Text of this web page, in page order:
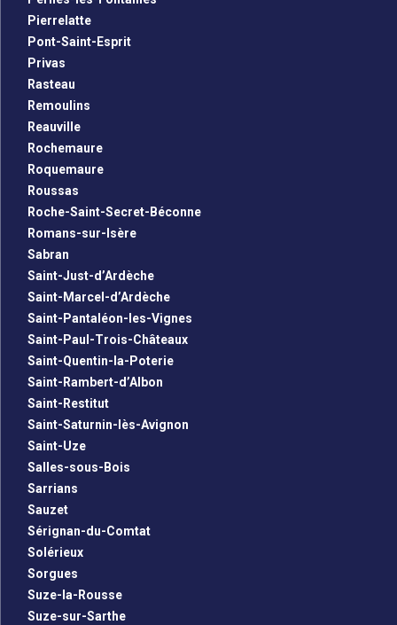
Pierrelatte
Pont-Saint-Esprit
Privas
Rasteau
Remoulins
Reauville
Rochemaure
Roquemaure
Roussas
Roche-Saint-Secret-Béconne
Romans-sur-Isère
Sabran
Saint-Just-d’Ardèche
Saint-Marcel-d’Ardèche
Saint-Pantaléon-les-Vignes
Saint-Paul-Trois-Châteaux
Saint-Quentin-la-Poterie
Saint-Rambert-d’Albon
Saint-Restitut
Saint-Saturnin-lès-Avignon
Saint-Uze
Salles-sous-Bois
Sarrians
Sauzet
Sérignan-du-Comtat
Solérieux
Sorgues
Suze-la-Rousse
Suze-sur-Sarthe